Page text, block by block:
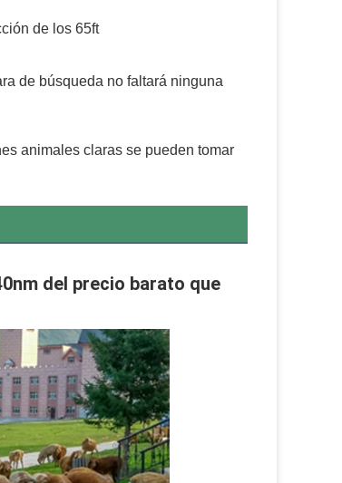
de los 65ft
de búsqueda no faltará ninguna
animales claras se pueden tomar
del precio barato que